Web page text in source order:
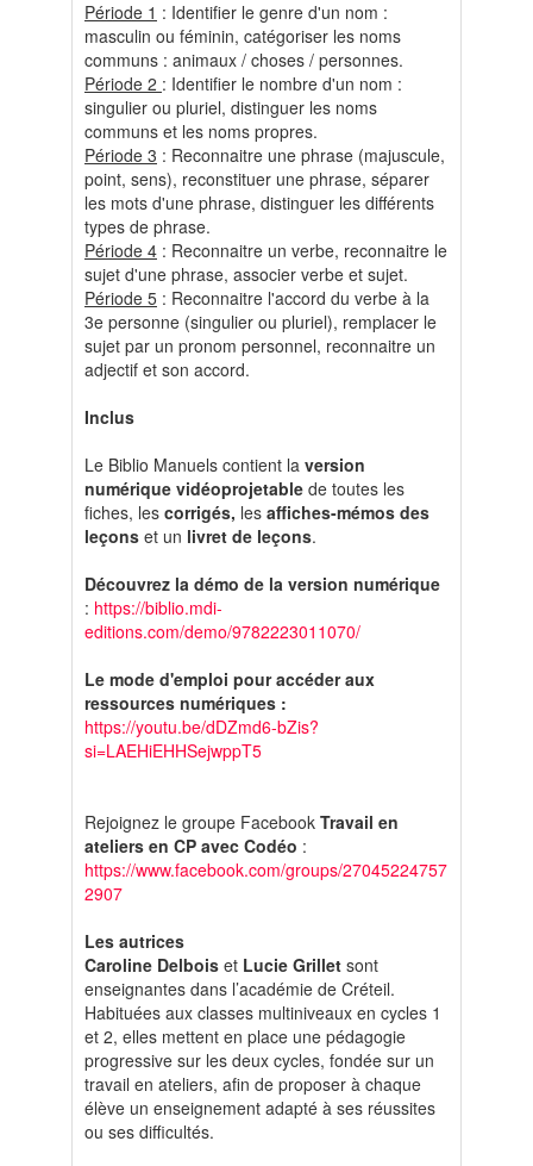
Période 1 : Identifier le genre d'un nom :
masculin ou féminin, catégoriser les noms
communs : animaux / choses / personnes.
Période 2 : Identifier le nombre d'un nom :
singulier ou pluriel, distinguer les noms
communs et les noms propres.
Période 3 : Reconnaitre une phrase (majuscule,
point, sens), reconstituer une phrase, séparer
les mots d'une phrase, distinguer les différents
types de phrase.
Période 4 : Reconnaitre un verbe, reconnaitre le
sujet d'une phrase, associer verbe et sujet.
Période 5 : Reconnaitre l'accord du verbe à la
3e personne (singulier ou pluriel), remplacer le
sujet par un pronom personnel, reconnaitre un
adjectif et son accord.
Inclus
Le Biblio Manuels contient la version
numérique vidéoprojetable de toutes les
fiches, les corrigés, les affiches-mémos des
leçons et un livret de leçons.
Découvrez la démo de la version numérique
: https://biblio.mdi-
editions.com/demo/9782223011070/
Le mode d'emploi pour accéder aux
ressources numériques :
https://youtu.be/dDZmd6-bZis?
si=LAEHiEHHSejwppT5
Rejoignez le groupe Facebook Travail en
ateliers en CP avec Codéo :
https://www.facebook.com/groups/27045224757
2907
Les autrices
Caroline Delbois et Lucie Grillet sont
enseignantes dans l’académie de Créteil.
Habituées aux classes multiniveaux en cycles 1
et 2, elles mettent en place une pédagogie
progressive sur les deux cycles, fondée sur un
travail en ateliers, afin de proposer à chaque
élève un enseignement adapté à ses réussites
ou ses difficultés.